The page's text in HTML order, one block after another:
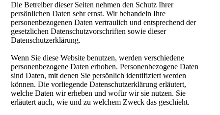
Die Betreiber dieser Seiten nehmen den Schutz Ihrer
persönlichen Daten sehr ernst. Wir behandeln Ihre
personenbezogenen Daten vertraulich und entsprechend der
gesetzlichen Datenschutzvorschriften sowie dieser
Datenschutzerklärung.
Wenn Sie diese Website benutzen, werden verschiedene
personenbezogene Daten erhoben. Personenbezogene Daten
sind Daten, mit denen Sie persönlich identifiziert werden
können. Die vorliegende Datenschutzerklärung erläutert,
welche Daten wir erheben und wofür wir sie nutzen. Sie
erläutert auch, wie und zu welchem Zweck das geschieht.